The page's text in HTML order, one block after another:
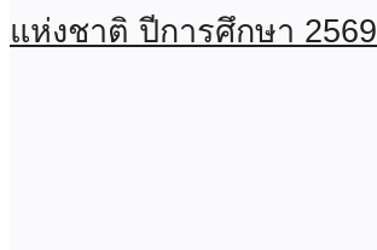
แห่งชาติ ปีการศึกษา 2569